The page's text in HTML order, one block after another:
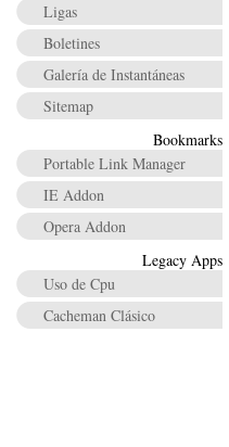
Ligas
Boletines
Galería de Instantáneas
Sitemap
Bookmarks
Portable Link Manager
IE Addon
Opera Addon
Legacy Apps
Uso de Cpu
Cacheman Clásico